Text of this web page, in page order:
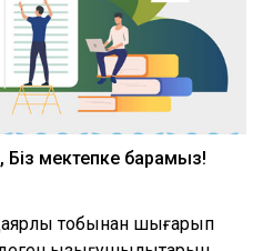
Біз мектепке барамыз!
тобынан шығарып